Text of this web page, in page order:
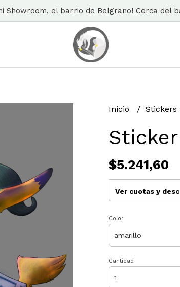
Showroom, el barrio de Belgrano! Cerca del
Inicio Stickers
$5.241,60
Ver cuotas y
Color
Cantidad